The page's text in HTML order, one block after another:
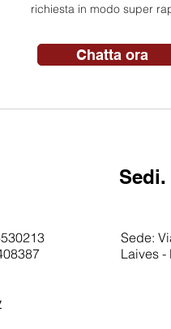
richiesta in modo super
Chatta ora
Sedi.
Sede:
Laives -